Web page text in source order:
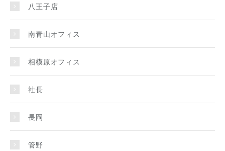
八王子店
南青山オフィス
相模原オフィス
社長
長岡
管野